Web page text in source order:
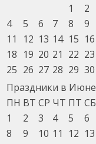
1
2
4
5 6 7 8 9
11
12 13 14 15 16
18 19 20 21 22 23
25 26 27 28 29 30
Праздники в Июне
ПН ВТ СР ЧТ ПТ СБ
1
2 3 4 5 6
8
9 10 11 12 13